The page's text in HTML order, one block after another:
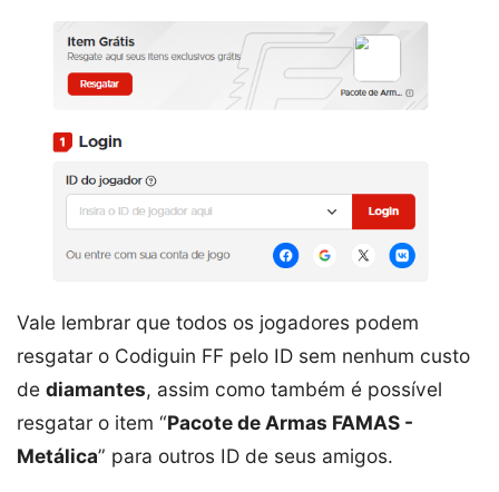
Vale lembrar que todos os jogadores podem
resgatar o Codiguin FF pelo ID sem nenhum custo
de diamantes, assim como também é possível
resgatar o item “Pacote de Armas FAMAS -
Metálica” para outros ID de seus amigos.